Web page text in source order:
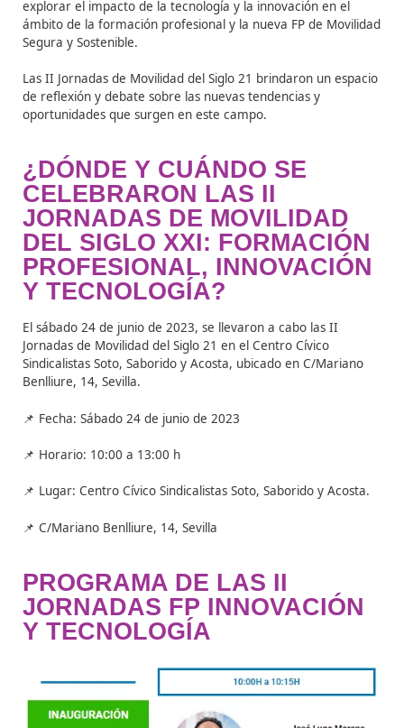
Este evento fue inaugurado por José Lugo Moreno,
de Movilidad del Ayuntamiento de Sevilla y organizado
DAC Docencia,Fórmate Editorial y
de Autoescuelas de Sevilla AGRUPAS. Su objetivo
explorar el impacto de la tecnología y la innovación en
ámbito de la formación profesional y la nueva FP de
Segura y Sostenible.
Las II Jornadas de Movilidad del Siglo 21 brindaron un
de reflexión y debate sobre las nuevas tendencias y
¿DÓNDE Y CUÁNDO SE
JORNADAS DE
DEL SIGLO XXI:
PROFESIONAL,
Y TECNOLOGÍA?
Jornadas de Movilidad del Siglo 21 en el Centro Cívico
Sindicalistas Soto, Saborido y Acosta, ubicado en C/
Benlliure, 14, Sevilla.
📌 Fecha: Sábado 24 de junio de 2023
📌 Horario: 10:00 a 13:00 h